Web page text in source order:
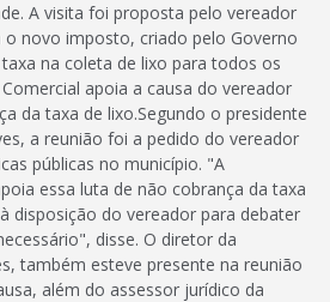
A visita foi proposta pelo vereador
novo imposto, criado pelo Governo
na coleta de lixo para todos os
apoia a causa do vereador
da taxa de lixo.Segundo o presidente
a reunião foi a pedido do vereador
públicas no município. "A
essa luta de não cobrança da taxa
disposição do vereador para debater
disse. O diretor da
também esteve presente na reunião
além do assessor jurídico da